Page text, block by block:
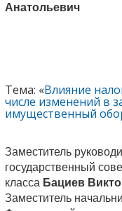
Анатольевич
Тема: «Влияние
числе изменений в
имущественный
Заместитель
государственный
класса Бациев
Заместитель